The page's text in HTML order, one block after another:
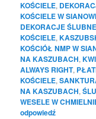
KOŚCIELE,
KOŚCIELE W
DEKORACJE
KOŚCIELE,
KOŚCIÓŁ NMP W
NA KASZUBACH,
ALWAYS RIGHT,
KOŚCIELE,
NA KASZUBACH,
WESELE W
odpowiedź